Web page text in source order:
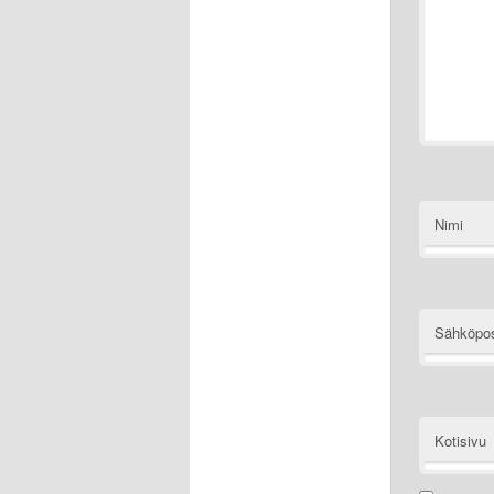
Nimi
Kotisivu